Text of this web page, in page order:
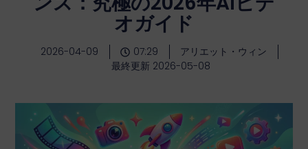
オガイド
2026-04-09 07:29
アリエット・ウィン
最終更新 2026-05-08